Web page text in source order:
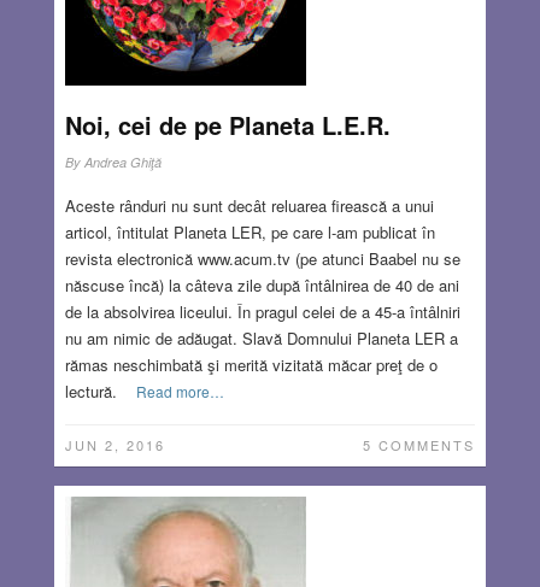
Noi, cei de pe Planeta L.E.R.
By Andrea Ghiţă
Aceste rânduri nu sunt decât reluarea firească a unui
articol, întitulat Planeta LER, pe care l-am publicat în
revista electronică www.acum.tv (pe atunci Baabel nu se
născuse încă) la câteva zile după întâlnirea de 40 de ani
de la absolvirea liceului. În pragul celei de a 45-a întâlniri
nu am nimic de adăugat. Slavă Domnului Planeta LER a
rămas neschimbată şi merită vizitată măcar preţ de o
lectură.
Read more…
JUN 2, 2016 5 COMMENTS